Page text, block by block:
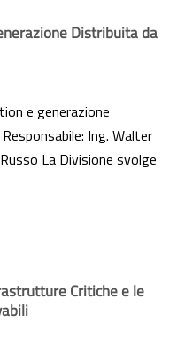
Distribuita da
e generazione
Ing. Walter
La Divisione svolge
Critiche e le